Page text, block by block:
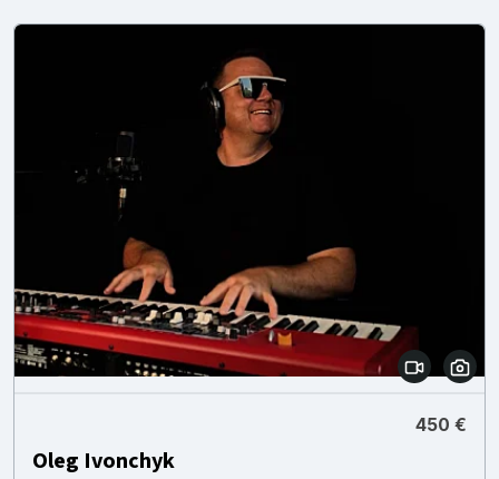
450 €
Oleg Ivonchyk